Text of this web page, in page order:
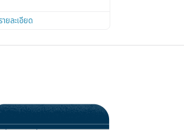
ายละเอียด